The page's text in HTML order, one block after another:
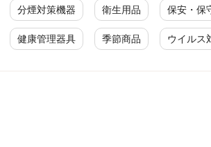
分煙対策機器 衛生用品 保安・保
健康管理器具 季節商品 ウイルス